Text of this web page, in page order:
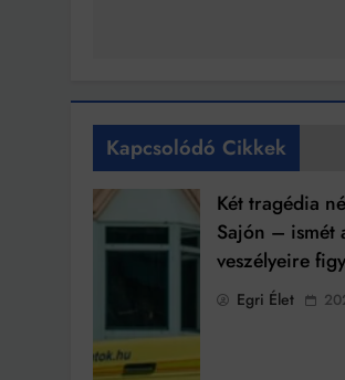
Kapcsolódó Cikkek
Két tragédia
Sajón – ismét
veszélyeire
Egri Élet